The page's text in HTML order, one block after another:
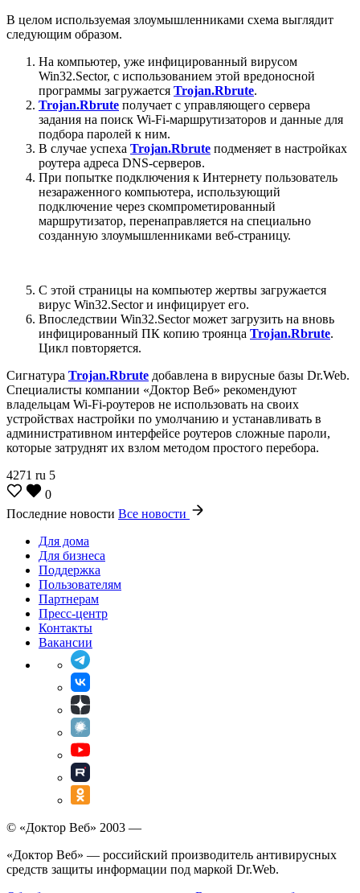
В целом используемая злоумышленниками схема выглядит
следующим образом.
На компьютер, уже инфицированный вирусом
Win32.Sector, с использованием этой вредоносной
программы загружается Trojan.Rbrute.
Trojan.Rbrute получает с управляющего сервера
задания на поиск Wi-Fi-маршрутизаторов и данные для
подбора паролей к ним.
В случае успеха Trojan.Rbrute подменяет в настройках
роутера адреса DNS-серверов.
При попытке подключения к Интернету пользователь
незараженного компьютера, использующий
подключение через скомпрометированный
маршрутизатор, перенаправляется на специально
созданную злоумышленниками веб-страницу.
С этой страницы на компьютер жертвы загружается
вирус Win32.Sector и инфицирует его.
Впоследствии Win32.Sector может загрузить на вновь
инфицированный ПК копию троянца Trojan.Rbrute.
Цикл повторяется.
Сигнатура Trojan.Rbrute добавлена в вирусные базы Dr.Web.
Специалисты компании «Доктор Веб» рекомендуют
владельцам Wi-Fi-роутеров не использовать на своих
устройствах настройки по умолчанию и устанавливать в
административном интерфейсе роутеров сложные пароли,
которые затруднят их взлом методом простого перебора.
4271 ru 5
0
Последние новости Все новости
Для дома
Для бизнеса
Поддержка
Пользователям
Партнерам
Пресс-центр
Контакты
Вакансии
© «Доктор Веб» 2003 —
«Доктор Веб» — российский производитель антивирусных
средств защиты информации под маркой Dr.Web.